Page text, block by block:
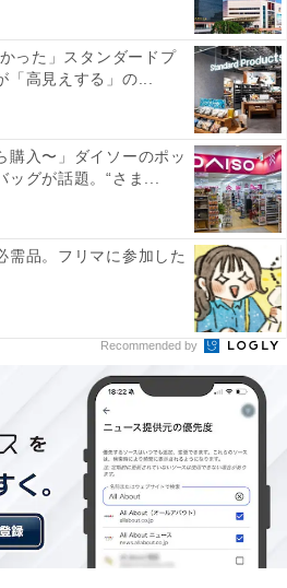
で、女性の私でも準備や片付
ハイパワーで、ベランダの頑
落ちて感動しました
とめて収納できるため、物置
を探している人や、省スペース
すすめの商品といえそうです。
った」スタンダードプ
「高見えする」の...
購入〜」ダイソーのポッ
グが話題。“さま...
需品。フリマに参加した
Recommended by